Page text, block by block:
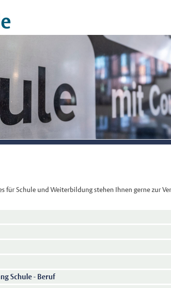
Schule und Weiterbildung stehen Ihnen gerne zur
Schule - Beruf